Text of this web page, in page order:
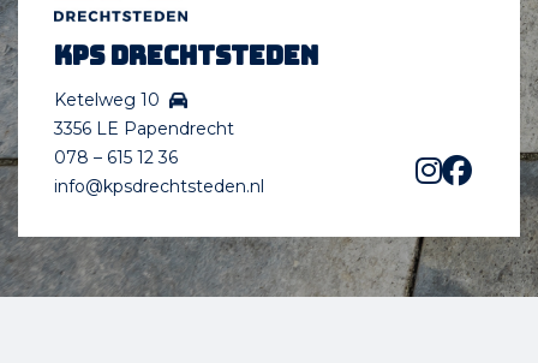
KPS Drechtsteden
Ketelweg 10
3356 LE Papendrecht
078 – 615 12 36
info@kpsdrechtsteden.nl